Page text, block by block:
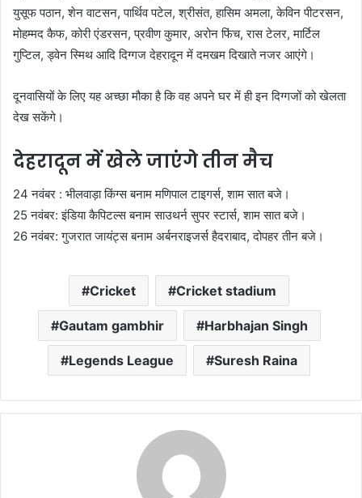
युसूफ पठान, शेन वाटसन, पार्थिव पटेल, श्रीसंत, हासिम अमला, केविन पीटरसन,
मोहम्मद कैफ, कोरी एंडरसन, प्रवीण कुमार, अरोन फिंच, रास टेलर, मार्टिल
गुप्टिल, ड्वेन स्मिथ आदि दिग्गज देहरादून में दमखम दिखाते नजर आएंगे।
दूनवासियों के लिए यह अच्छा मौका है कि वह अपने घर में ही इन दिग्गजों को खेलता
देख सकेंगे।
देहरादून में खेले जाएंगे तीन मैच
24 नवंबर : भीलवाड़ा किंग्स बनाम मणिपाल टाइगर्स, शाम सात बजे।
25 नवंबर: इंडिया कैपिटल्स बनाम साउथर्न सुपर स्टार्स, शाम सात बजे।
26 नवंबर: गुजरात जायंट्स बनाम अर्बनराइजर्स हैदराबाद, दोपहर तीन बजे।
Cricket Cricket stadium
Gautam gambhir Harbhajan Singh
Legends League Suresh Raina